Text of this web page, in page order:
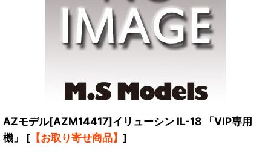
AZモデル[AZM14417]イリューシン IL-18 「VIP専用
機」
[ 【お取り寄せ商品】 ]